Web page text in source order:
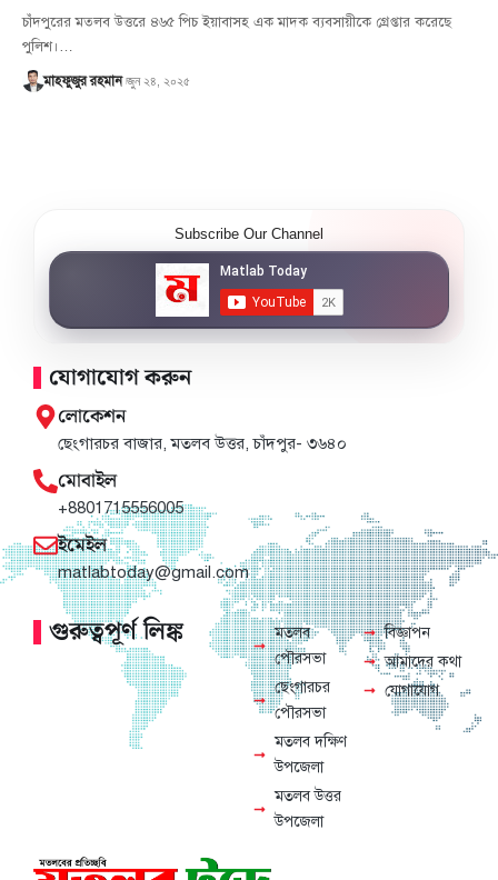
চাঁদপুরের মতলব উত্তরে ৪৬৫ পিচ ইয়াবাসহ এক মাদক ব্যবসায়ীকে গ্রেপ্তার করেছে
পুলিশ।…
মাহফুজুর রহমান জুন ২৪, ২০২৫
Subscribe Our Channel
গুরুত্বপূর্ণ লিঙ্ক
মতলব
পৌরসভা
ছেংগারচর
পৌরসভা
মতলব দক্ষিণ
উপজেলা
মতলব উত্তর
উপজেলা
বিজ্ঞাপন
আমাদের কথা
যোগাযোগ
যোগাযোগ করুন
লোকেশন
ছেংগারচর বাজার, মতলব উত্তর, চাঁদপুর- ৩৬৪০
মোবাইল
+8801715556005
ইমেইল
matlabtoday@gmail.com